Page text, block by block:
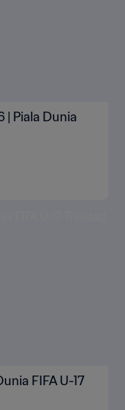
| Piala Dunia
FIFA U-17